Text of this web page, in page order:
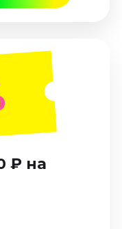
₽ на